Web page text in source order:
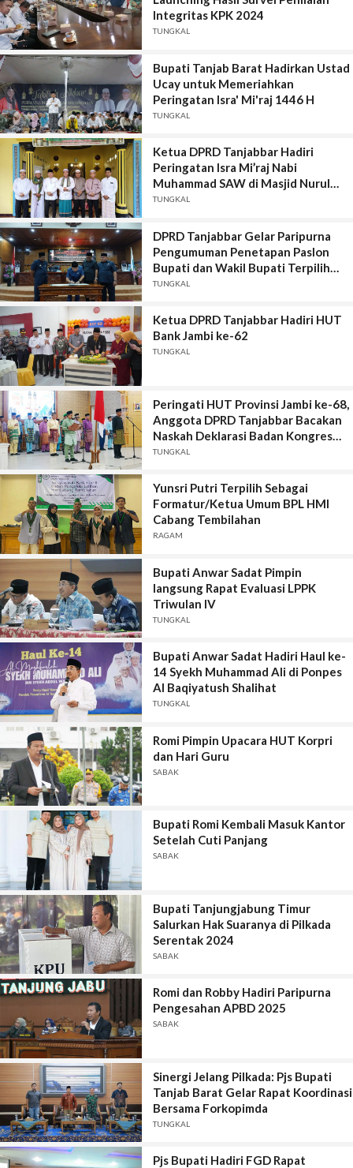
Integritas KPK 2024
TUNGKAL
Bupati Tanjab Barat Hadirkan Ustad
Ucay untuk Memeriahkan
Peringatan Isra' Mi'raj 1446 H
TUNGKAL
Ketua DPRD Tanjabbar Hadiri
Peringatan Isra Mi’raj Nabi
Muhammad SAW di Masjid Nurul
Huda, BTN Selempang Merah
TUNGKAL
DPRD Tanjabbar Gelar Paripurna
Pengumuman Penetapan Paslon
Bupati dan Wakil Bupati Terpilih
Pilkada Serentak Tahun 2024
TUNGKAL
Ketua DPRD Tanjabbar Hadiri HUT
Bank Jambi ke-62
TUNGKAL
Peringati HUT Provinsi Jambi ke-68,
Anggota DPRD Tanjabbar Bacakan
Naskah Deklarasi Badan Kongres
Rakyat Jambi
TUNGKAL
Yunsri Putri Terpilih Sebagai
Formatur/Ketua Umum BPL HMI
Cabang Tembilahan
RAGAM
Bupati Anwar Sadat Pimpin
langsung Rapat Evaluasi LPPK
Triwulan IV
TUNGKAL
Bupati Anwar Sadat Hadiri Haul ke-
14 Syekh Muhammad Ali di Ponpes
Al Baqiyatush Shalihat
TUNGKAL
Romi Pimpin Upacara HUT Korpri
dan Hari Guru
SABAK
Bupati Romi Kembali Masuk Kantor
Setelah Cuti Panjang
SABAK
Bupati Tanjungjabung Timur
Salurkan Hak Suaranya di Pilkada
Serentak 2024
SABAK
Romi dan Robby Hadiri Paripurna
Pengesahan APBD 2025
SABAK
Sinergi Jelang Pilkada: Pjs Bupati
Tanjab Barat Gelar Rapat Koordinasi
Bersama Forkopimda
TUNGKAL
Pjs Bupati Hadiri FGD Rapat